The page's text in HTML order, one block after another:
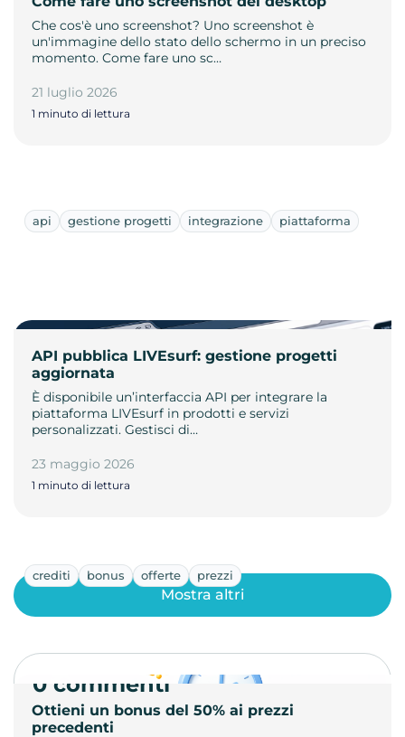
Che cos'è uno screenshot? Uno screenshot è
un'immagine dello stato dello schermo in un preciso
momento. Come fare uno sc…
21 luglio 2026
1 minuto di lettura
api gestione progetti integrazione piattaforma
API pubblica LIVEsurf: gestione progetti
aggiornata
È disponibile un’interfaccia API per integrare la
piattaforma LIVEsurf in prodotti e servizi
personalizzati. Gestisci di…
23 maggio 2026
1 minuto di lettura
crediti bonus offerte prezzi
Ottieni un bonus del 50% ai prezzi
precedenti
Mostra altri
0 commenti